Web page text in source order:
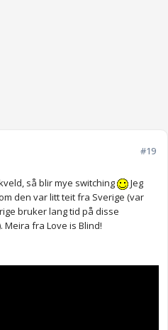
#19
så blir mye switching
Jeg
den var litt teit fra Sverige (var
bruker lang tid på disse
fra Love is Blind!